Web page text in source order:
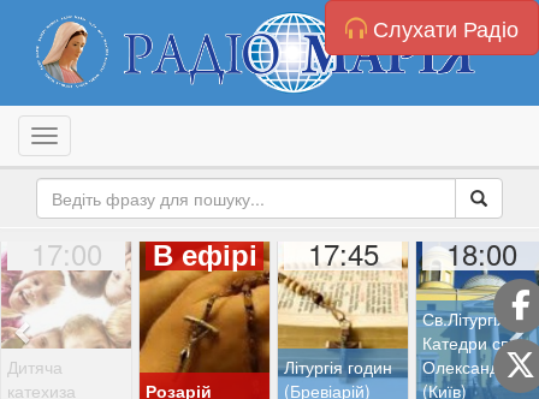
Слухати Радіо
Toggle navigation
17:00
Дитяча
катехиза
В ефірі
Розарій
17:45
Літургія годин
(Бревіарій)
18:00
Св.Літургія з
Катедри св.
Олександра
(Київ)